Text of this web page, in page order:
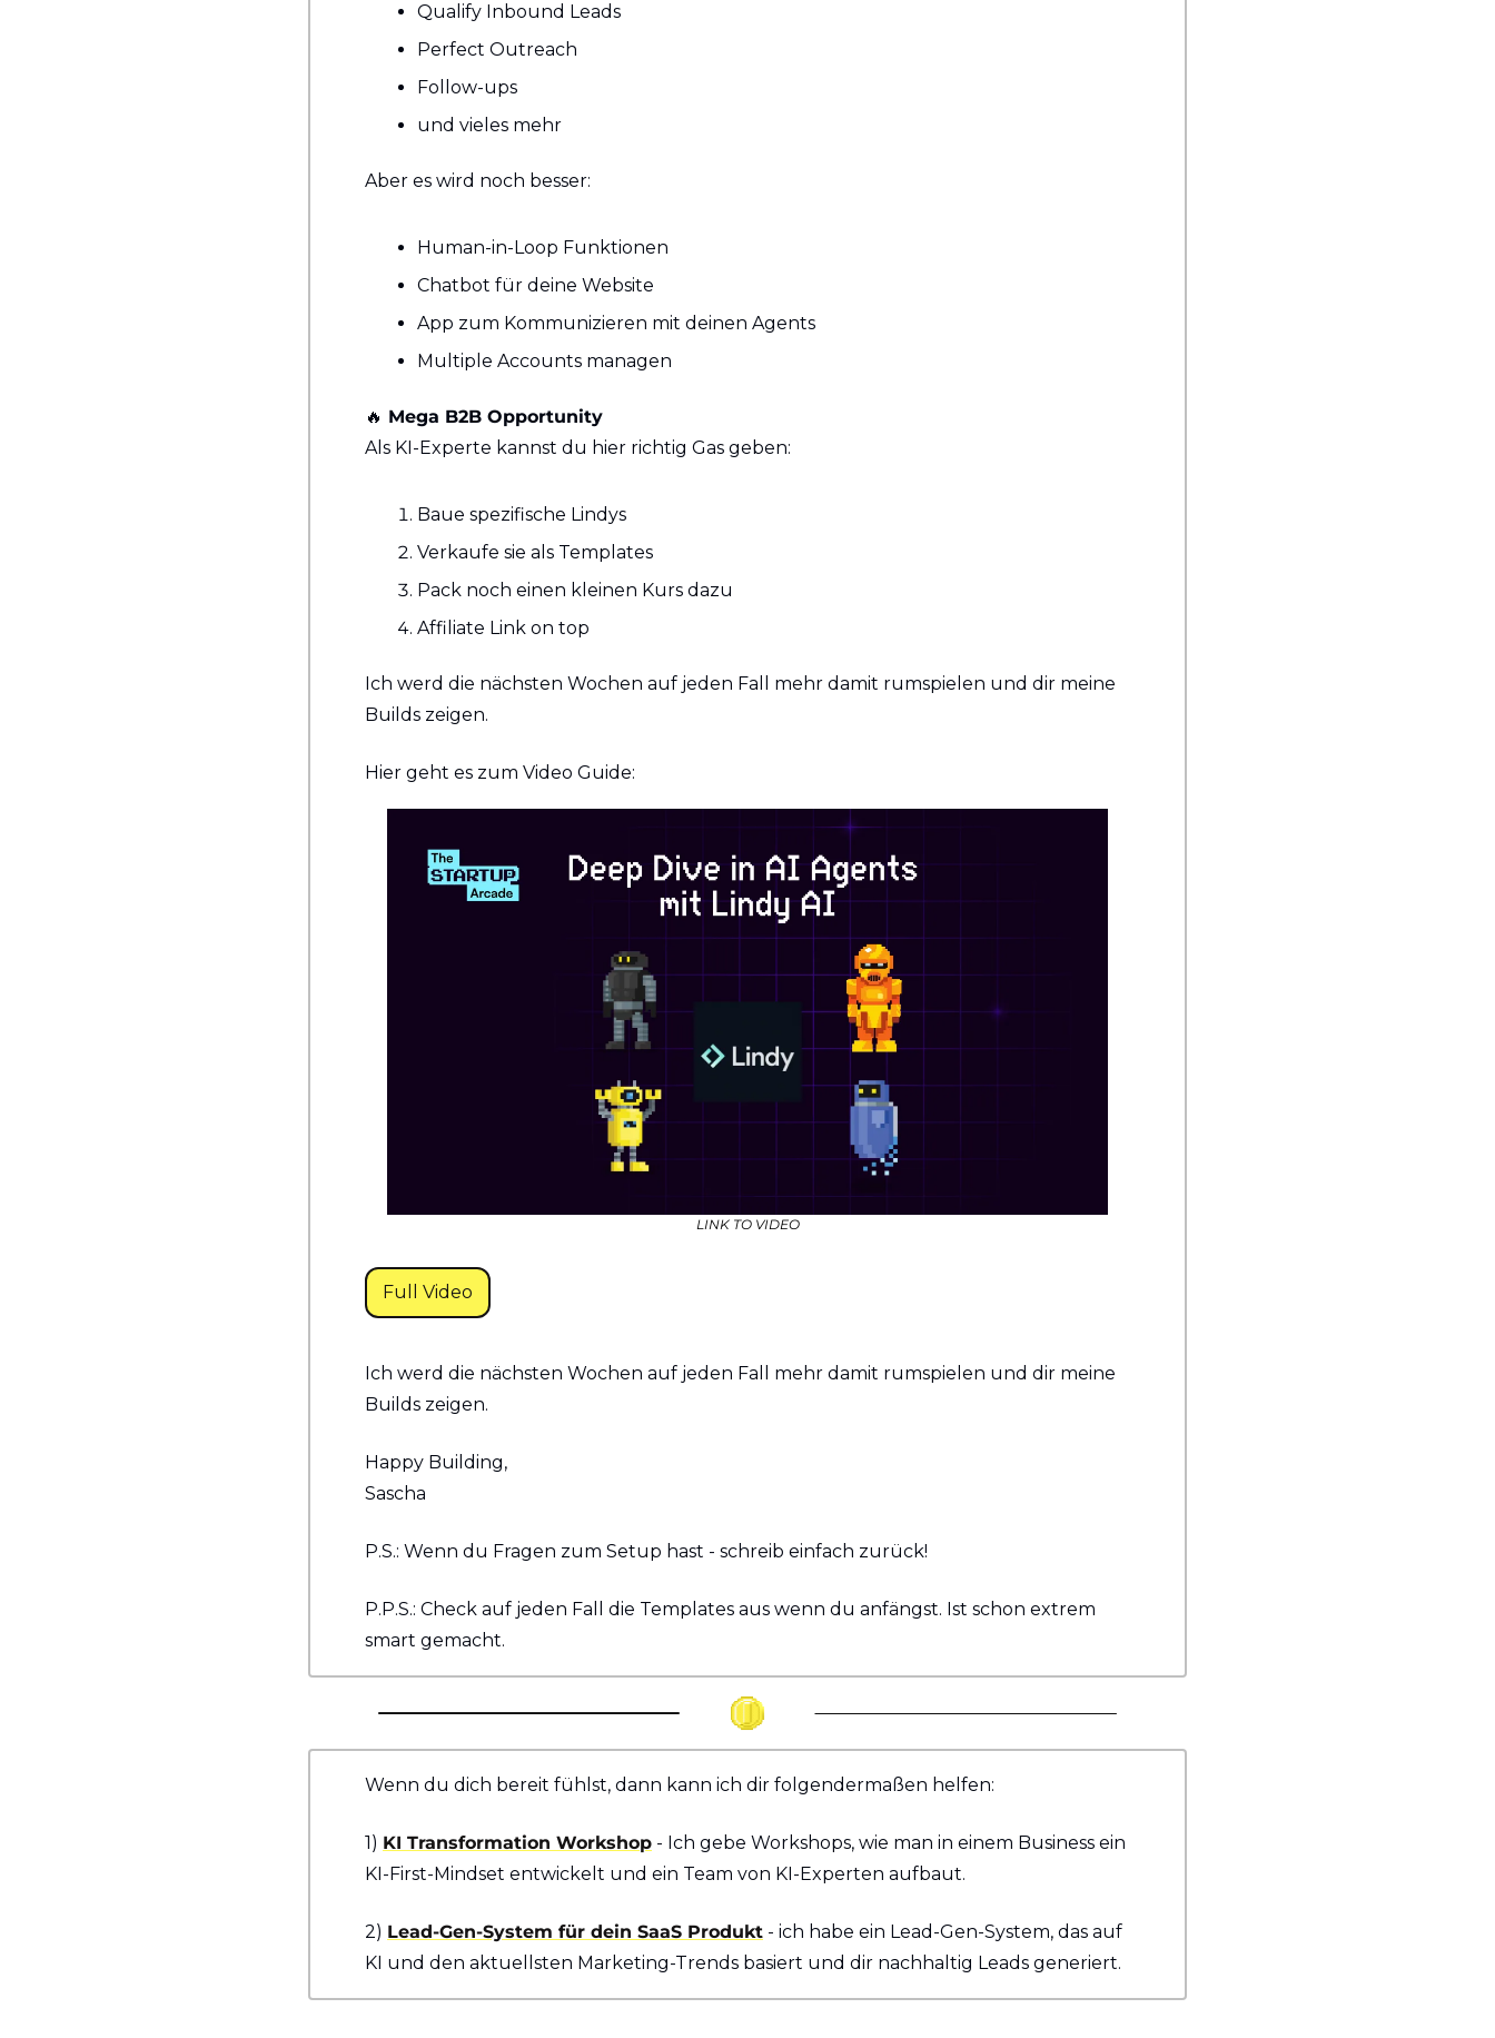
Qualify Inbound Leads
Perfect Outreach
Follow-ups
und vieles mehr
Aber es wird noch besser:
Human-in-Loop Funktionen
Chatbot für deine Website
App zum Kommunizieren mit deinen Agents
Multiple Accounts managen
🔥 Mega B2B Opportunity
Als KI-Experte kannst du hier richtig Gas geben:
Baue spezifische Lindys
Verkaufe sie als Templates
Pack noch einen kleinen Kurs dazu
Affiliate Link on top
Ich werd die nächsten Wochen auf jeden Fall mehr damit rumspielen und dir meine
Builds zeigen.
Hier geht es zum Video Guide:
LINK TO VIDEO
Full Video
Ich werd die nächsten Wochen auf jeden Fall mehr damit rumspielen und dir meine
Builds zeigen.
Happy Building,
Sascha
P.S.: Wenn du Fragen zum Setup hast - schreib einfach zurück!
P.P.S.: Check auf jeden Fall die Templates aus wenn du anfängst. Ist schon extrem
smart gemacht.
Wenn du dich bereit fühlst, dann kann ich dir folgendermaßen helfen:
1) KI Transformation Workshop - Ich gebe Workshops, wie man in einem Business ein
KI-First-Mindset entwickelt und ein Team von KI-Experten aufbaut.
2) Lead-Gen-System für dein SaaS Produkt - ich habe ein Lead-Gen-System, das auf
KI und den aktuellsten Marketing-Trends basiert und dir nachhaltig Leads generiert.